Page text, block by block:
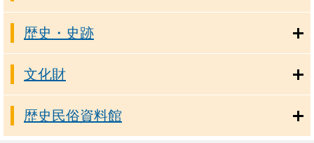
歴史・史跡
文化財
歴史民俗資料館